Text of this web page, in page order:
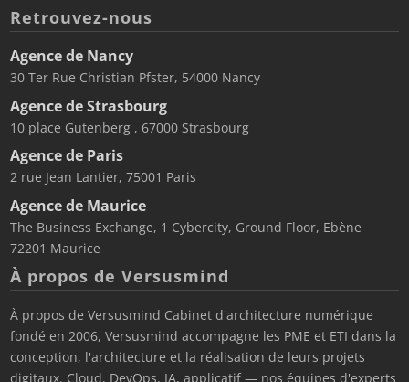
Retrouvez-nous
Agence de Nancy
30 Ter Rue Christian Pfster, 54000 Nancy
Agence de Strasbourg
10 place Gutenberg , 67000 Strasbourg
Agence de Paris
2 rue Jean Lantier, 75001 Paris
Agence de Maurice
The Business Exchange, 1 Cybercity, Ground Floor, Ebène
72201 Maurice
À propos de Versusmind
À propos de Versusmind Cabinet d'architecture numérique
fondé en 2006, Versusmind accompagne les PME et ETI dans la
conception, l'architecture et la réalisation de leurs projets
digitaux. Cloud, DevOps, IA, applicatif — nos équipes d'experts